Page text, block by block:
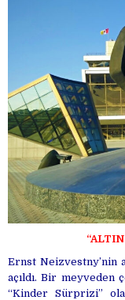
Ernst Neizvestny’nin
açıldı. Bir meyveden
“Kinder Sürprizi”